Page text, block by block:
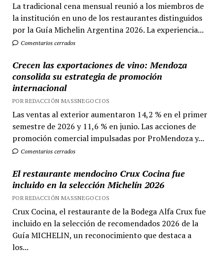
La tradicional cena mensual reunió a los miembros de
la institución en uno de los restaurantes distinguidos
por la Guía Michelin Argentina 2026. La experiencia...
Comentarios cerrados
Crecen las exportaciones de vino: Mendoza
consolida su estrategia de promoción
internacional
POR REDACCIÓN MASSNEGOCIOS
Las ventas al exterior aumentaron 14,2 % en el primer
semestre de 2026 y 11,6 % en junio. Las acciones de
promoción comercial impulsadas por ProMendoza y...
Comentarios cerrados
El restaurante mendocino Crux Cocina fue
incluido en la selección Michelín 2026
POR REDACCIÓN MASSNEGOCIOS
Crux Cocina, el restaurante de la Bodega Alfa Crux fue
incluido en la selección de recomendados 2026 de la
Guía MICHELIN, un reconocimiento que destaca a
los...